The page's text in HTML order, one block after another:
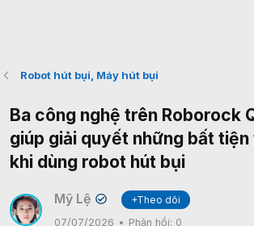
Robot hút bụi, Máy hút bụi
Ba công nghệ trên Roborock
giúp giải quyết những bất
khi dùng robot hút bụi
Mỹ Lệ ✔
+Theo dõi
07/07/2026
Phản hồi: 0